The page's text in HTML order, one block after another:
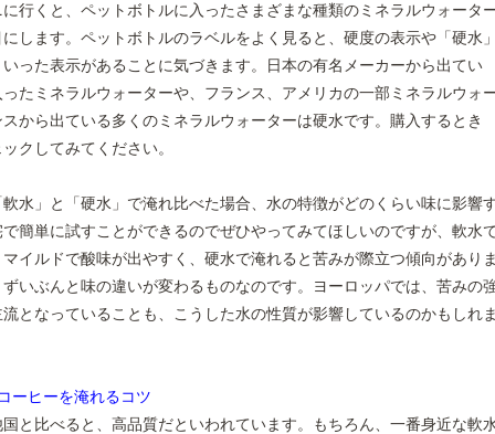
行くと、ペットボトルに入ったさまざまな種類のミネラルウォータ
します。ペットボトルのラベルをよく見ると、硬度の表示や「硬水
った表示があることに気づきます。日本の有名メーカーから出てい
たミネラルウォーターや、フランス、アメリカの一部ミネラルウォ
から出ている多くのミネラルウォーターは硬水です。購入するとき
クしてみてください。
水」と「硬水」で淹れ比べた場合、水の特徴がどのくらい味に影響
簡単に試すことができるのでぜひやってみてほしいのですが、軟水
イルドで酸味が出やすく、硬水で淹れると苦みが際立つ傾向があり
いぶんと味の違いが変わるものなのです。ヨーロッパでは、苦みの
となっていることも、こうした水の性質が影響しているのかもしれ
ーヒーを淹れるコツ
と比べると、高品質だといわれています。もちろん、一番身近な軟